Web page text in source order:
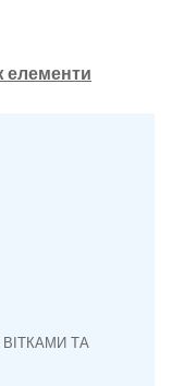
елементи
ТА